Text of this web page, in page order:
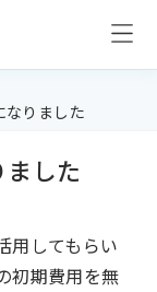
なりました
した
用してもらい
初期費用を無